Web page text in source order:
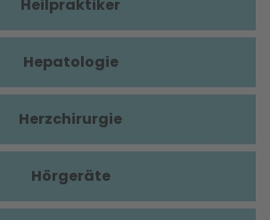
Heilpraktiker
Hepatologie
Herzchirurgie
Hörgeräte